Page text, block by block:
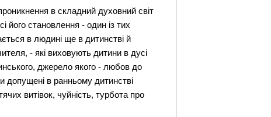
в складний духовний світ
його становлення - один із тих
в людині ще в дитинстві й
- які виховують дитини в дусі
джерело якого - любов до
допущені в ранньому дитинстві
витівок, чуйність, турбота про